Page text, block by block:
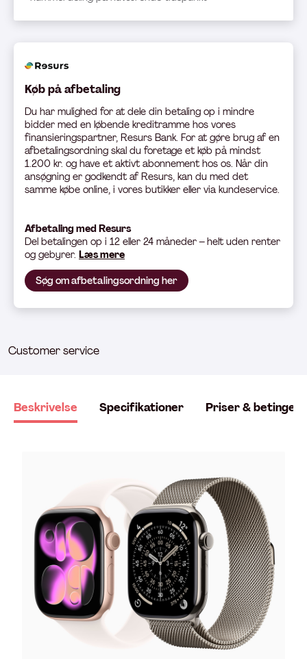
Køb på afbetaling
Du har mulighed for at dele din betaling op i mindre
bidder med en løbende kreditramme hos vores
finansieringspartner, Resurs Bank. For at gøre brug af en
afbetalingsordning skal du foretage et køb på mindst
1.200 kr. og have et aktivt abonnement hos os. Når din
ansøgning er godkendt af Resurs, kan du med det
samme købe online, i vores butikker eller via kundeservice.
Afbetaling med Resurs
Del betalingen op i 12 eller 24 måneder – helt uden renter
og gebyrer. Læs mere
Søg om afbetalingsordning her
Customer service
Beskrivelse Specifikationer Priser &